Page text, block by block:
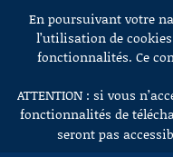
Aller au contenu
En poursuivant votre
l’utilisation de
fonctionnalités. Ce
ATTENTION : si vous
fonctionnalités de
seront pas